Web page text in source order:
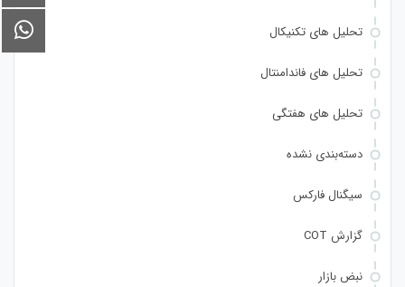
تحلیل های تکنیکال
تحلیل های فاندامنتال
تحلیل های هفتگی
دسته‌بندی نشده
سیگنال فارکس
گزارش COT
نبض بازار